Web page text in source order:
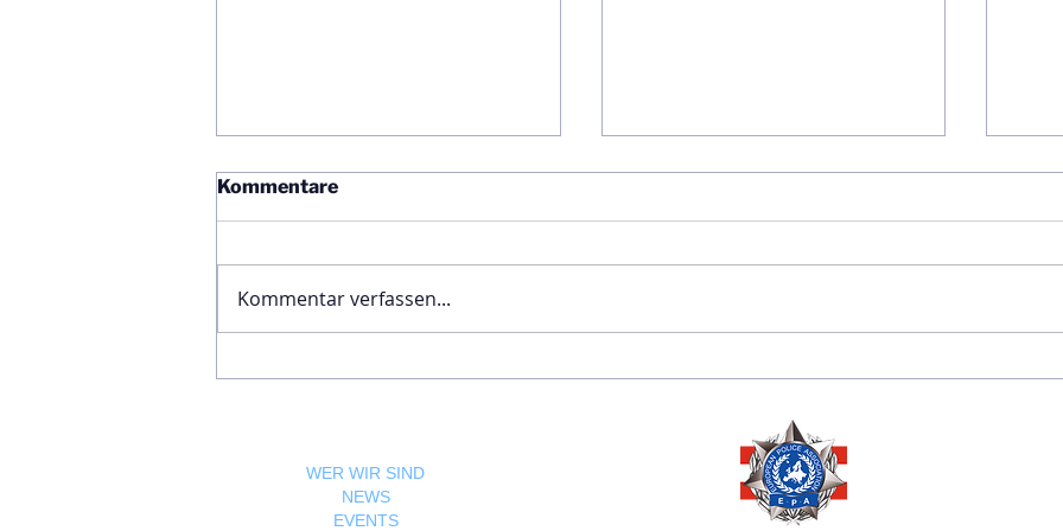
Ägypten und Österreich
BEZIEHUNGEN
ZWISCHEN PERU 🇵🇪
UND ÖSTERREICH 🇦🇹
Kommentare
Kommentar verfassen...
WER WIR SIND
NEWS
EVENTS